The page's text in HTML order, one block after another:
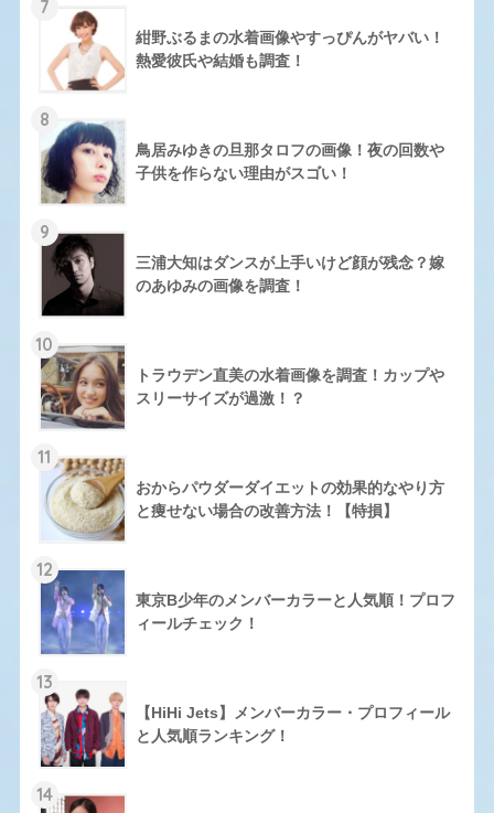
7
紺野ぶるまの水着画像やすっぴんがヤバい！
熱愛彼氏や結婚も調査！
8
鳥居みゆきの旦那タロフの画像！夜の回数や
子供を作らない理由がスゴい！
9
三浦大知はダンスが上手いけど顔が残念？嫁
のあゆみの画像を調査！
10
トラウデン直美の水着画像を調査！カップや
スリーサイズが過激！？
11
おからパウダーダイエットの効果的なやり方
と痩せない場合の改善方法！【特損】
12
東京B少年のメンバーカラーと人気順！プロフ
ィールチェック！
13
【HiHi Jets】メンバーカラー・プロフィール
と人気順ランキング！
14